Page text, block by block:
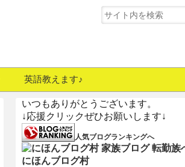
英語教えます♪
いつもありがとうございます。
↓応援クリックぜひお願いします↓
人気ブログランキングへ
にほんブログ村